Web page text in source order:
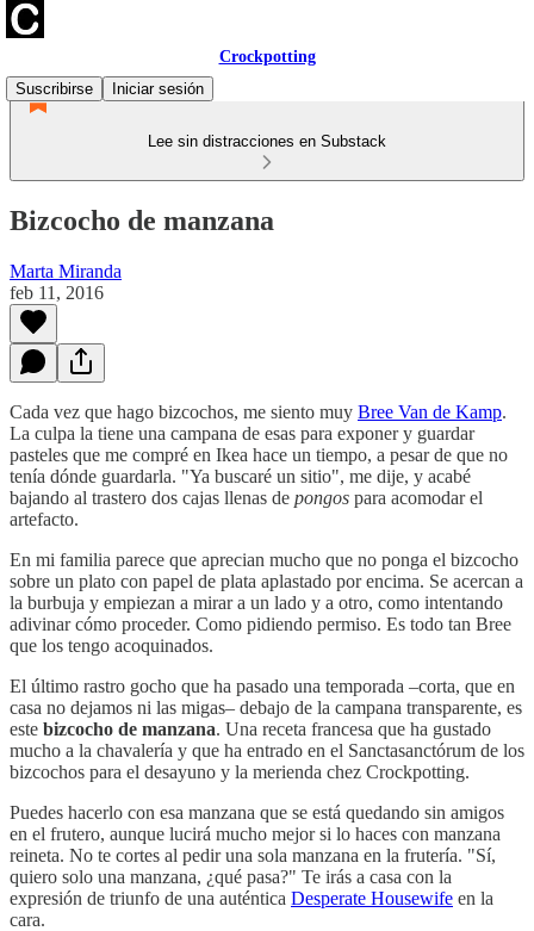
Crockpotting
Suscribirse
Iniciar sesión
Lee sin distracciones en Substack
Bizcocho de manzana
Marta Miranda
feb 11, 2016
Cada vez que hago bizcochos, me siento muy Bree Van de Kamp.
La culpa la tiene una campana de esas para exponer y guardar
pasteles que me compré en Ikea hace un tiempo, a pesar de que no
tenía dónde guardarla. "Ya buscaré un sitio", me dije, y acabé
bajando al trastero dos cajas llenas de pongos para acomodar el
artefacto.
En mi familia parece que aprecian mucho que no ponga el bizcocho
sobre un plato con papel de plata aplastado por encima. Se acercan a
la burbuja y empiezan a mirar a un lado y a otro, como intentando
adivinar cómo proceder. Como pidiendo permiso. Es todo tan Bree
que los tengo acoquinados.
El último rastro gocho que ha pasado una temporada –corta, que en
casa no dejamos ni las migas– debajo de la campana transparente, es
este bizcocho de manzana. Una receta francesa que ha gustado
mucho a la chavalería y que ha entrado en el Sanctasanctórum de los
bizcochos para el desayuno y la merienda chez Crockpotting.
Puedes hacerlo con esa manzana que se está quedando sin amigos
en el frutero, aunque lucirá mucho mejor si lo haces con manzana
reineta. No te cortes al pedir una sola manzana en la frutería. "Sí,
quiero solo una manzana, ¿qué pasa?" Te irás a casa con la
expresión de triunfo de una auténtica Desperate Housewife en la
cara.